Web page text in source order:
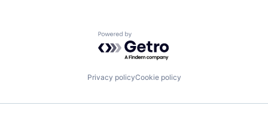
Powered by Getro.com
Privacy policyCookie policy